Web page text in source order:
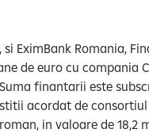
EximBank Romania,
de euro cu compania
finantarii este
acordat de
in valoare de 18,2